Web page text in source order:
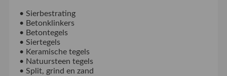
• Sierbestrating
• Betonklinkers
• Betontegels
• Siertegels
• Keramische tegels
• Natuursteen tegels
• Split, grind en zand